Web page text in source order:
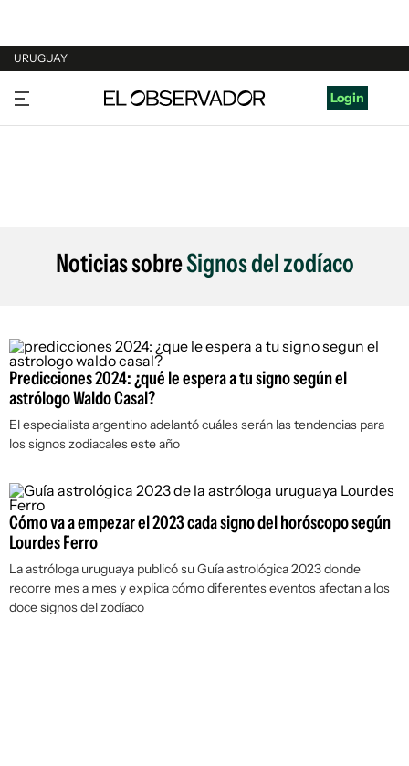
URUGUAY
URUGUAY
ARGENTINA
Login
Noticias sobreSignos del zodíaco
Predicciones 2024: ¿qué le espera a tu signo según el
astrólogo Waldo Casal?
El especialista argentino adelantó cuáles serán las tendencias para
los signos zodiacales este año
Cómo va a empezar el 2023 cada signo del horóscopo según
Lourdes Ferro
La astróloga uruguaya publicó suGuía astrológica 2023donde
recorre mes a mes y explica cómo diferentes eventos afectan a los
doce signos del zodíaco